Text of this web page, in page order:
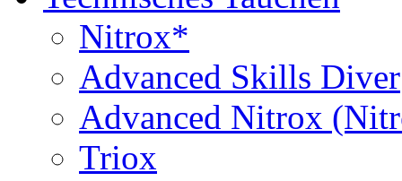
Nitrox*
Advanced Skills Diver
Advanced Nitrox
Triox